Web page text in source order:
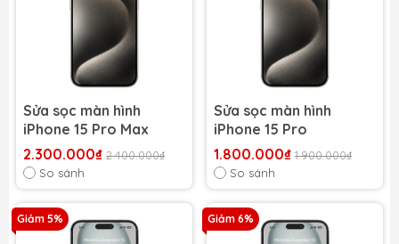
Sửa sọc màn hình
iPhone 15 Pro Max
2.300.000₫ 2.400.000₫
So sánh
Sửa sọc màn hình
iPhone 15 Pro
1.800.000₫ 1.900.000₫
So sánh
Giảm 5% Giảm 6%